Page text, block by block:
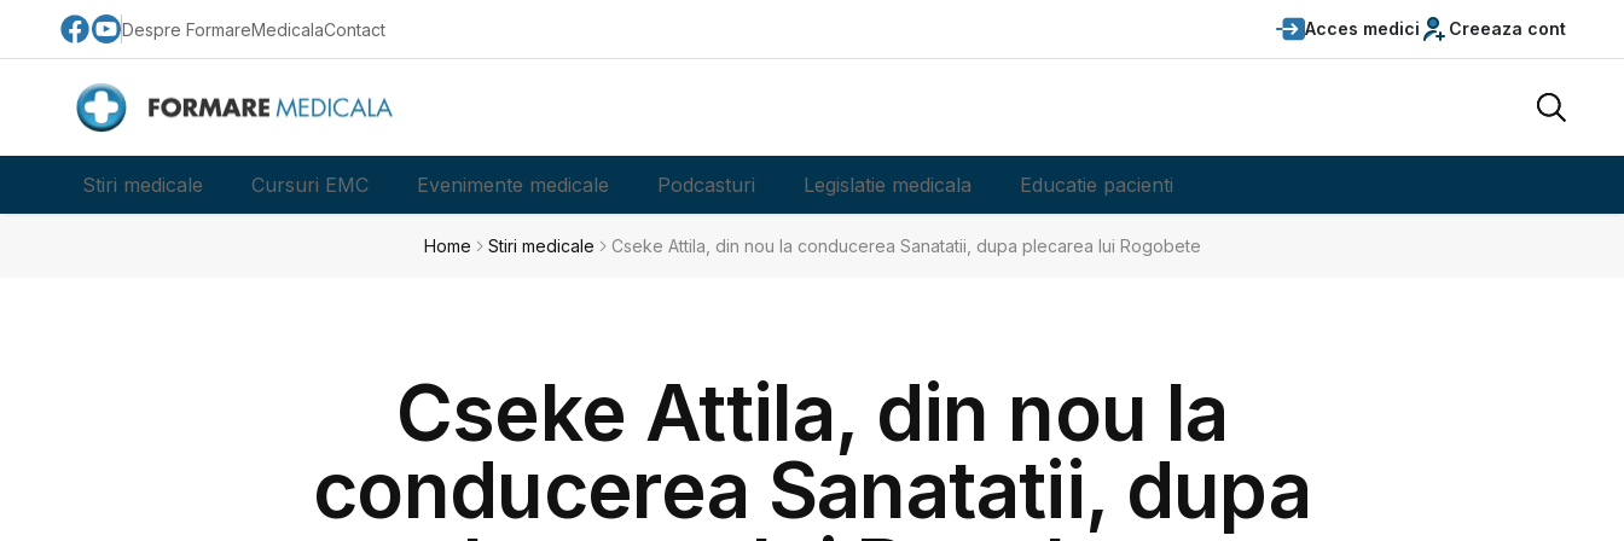
Despre FormareMedicalaContact Acces medici Creeaza cont
Stiri medicale Cursuri EMC Evenimente medicale Podcasturi Legislatie medicala Educatie pacienti
Home Stiri medicale Cseke Attila, din nou la conducerea Sanatatii, dupa plecarea lui Rogobete
Cseke Attila, din nou la
conducerea Sanatatii, dupa